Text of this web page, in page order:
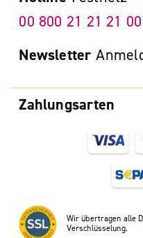
Zahlungsarten
Wir übertragen alle
Verschlüsselung.
00 800 21 21 21 00
Newsletter